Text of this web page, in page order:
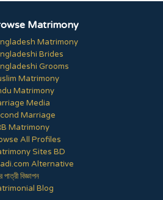
Matrimony
Matrimony
Brides
Grooms
Matrimony
Matrimony
Media
Marriage
Matrimony
All Profiles
Sites BD
Alternative
পাত্রী বিজ্ঞাপন
Blog